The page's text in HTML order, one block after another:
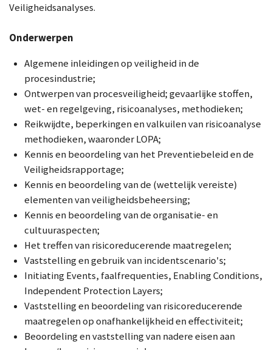
Veiligheidsanalyses.
Onderwerpen
Algemene inleidingen op veiligheid in de
procesindustrie;
Ontwerpen van procesveiligheid;gevaarlijke stoffen,
wet- en regelgeving, risicoanalyses, methodieken;
Reikwijdte, beperkingen en valkuilen van risicoanalyse
methodieken, waaronder LOPA;
Kennis en beoordeling van het Preventiebeleid en de
Veiligheidsrapportage;
Kennis en beoordeling van de (wettelijk vereiste)
elementen van veiligheidsbeheersing;
Kennis en beoordeling van de organisatie- en
cultuuraspecten;
Het treffen van risicoreducerende maatregelen;
Vaststelling en gebruik van incidentscenario's;
Initiating Events, faalfrequenties, Enabling Conditions,
Independent Protection Layers;
Vaststelling en beoordeling van risicoreducerende
maatregelen op onafhankelijkheid en effectiviteit;
Beoordeling en vaststelling van nadere eisen aan